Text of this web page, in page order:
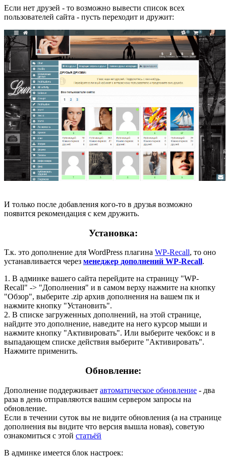
Если нет друзей - то возможно вывести список всех
пользователей сайта - пусть переходит и дружит:
И только после добавления кого-то в друзья возможно
появится рекомендация с кем дружить.
Установка:
Т.к. это дополнение для WordPress плагина WP-Recall, то оно
устанавливается через менеджер дополнений WP-Recall.
1. В админке вашего сайта перейдите на страницу "WP-
Recall" -> "Дополнения" и в самом верху нажмите на кнопку
"Обзор", выберите .zip архив дополнения на вашем пк и
нажмите кнопку "Установить".
2. В списке загруженных дополнений, на этой странице,
найдите это дополнение, наведите на него курсор мыши и
нажмите кнопку "Активировать". Или выберите чекбокс и в
выпадающем списке действия выберите "Активировать".
Нажмите применить.
Обновление:
Дополнение поддерживает автоматическое обновление - два
раза в день отправляются вашим сервером запросы на
обновление.
Если в течении суток вы не видите обновления (а на странице
дополнения вы видите что версия вышла новая), советую
ознакомиться с этой статьёй
В админке имеется блок настроек: